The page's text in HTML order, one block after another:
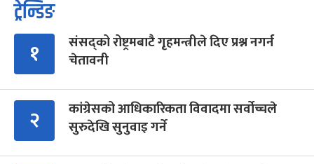
ट्रेन्डिङ
१
संसद्को रोष्ट्रमबाटै गृहमन्त्रीले दिए प्रश्न नगर्न
चेतावनी
२
कांग्रेसको आधिकारिकता विवादमा सर्वोच्चले
सुरुदेखि सुनुवाइ गर्ने